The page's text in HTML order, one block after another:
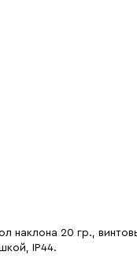
наклона 20 гр.,
IP44.